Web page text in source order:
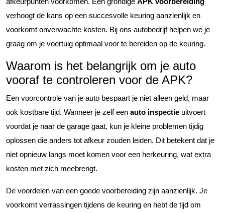
verhoogt de kans op een succesvolle keuring aanzienlijk en
voorkomt onverwachte kosten. Bij ons autobedrijf helpen we je
graag om je voertuig optimaal voor te bereiden op de keuring.
Waarom is het belangrijk om je auto
vooraf te controleren voor de APK?
Een voorcontrole van je auto bespaart je niet alleen geld, maar
ook kostbare tijd. Wanneer je zelf een auto inspectie uitvoert
voordat je naar de garage gaat, kun je kleine problemen tijdig
oplossen die anders tot afkeur zouden leiden. Dit betekent dat je
niet opnieuw langs moet komen voor een herkeuring, wat extra
kosten met zich meebrengt.
De voordelen van een goede voorbereiding zijn aanzienlijk. Je
voorkomt verrassingen tijdens de keuring en hebt de tijd om